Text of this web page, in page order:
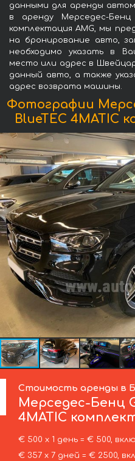
данными для аренды
в аренду Мерседес-Бенц
комплектация AMG, мы
на бронирование авто,
необходимо указать в
место или адрес в
данный авто, а также
адрес возврата машины.
Фотографии
BlueTEC 4MATIC
Стоимость аренды в
Мерседес-Бенц
4MATIC
€ 500 х 1 день = € 500,
€ 357 х 7 дней = € 2500,